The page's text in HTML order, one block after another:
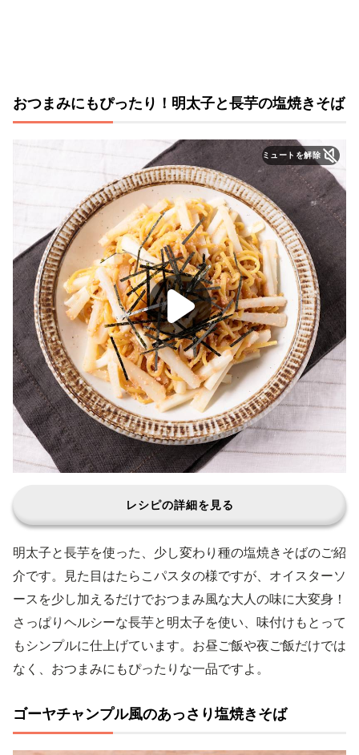
おつまみにもぴったり！明太子と長芋の塩焼きそば
ミュートを解除
レシピの詳細を見る
明太子と長芋を使った、少し変わり種の塩焼きそばのご紹
介です。見た目はたらこパスタの様ですが、オイスターソ
ースを少し加えるだけでおつまみ風な大人の味に大変身！
さっぱりヘルシーな長芋と明太子を使い、味付けもとって
もシンプルに仕上げています。お昼ご飯や夜ご飯だけでは
なく、おつまみにもぴったりな一品ですよ。
ゴーヤチャンプル風のあっさり塩焼きそば